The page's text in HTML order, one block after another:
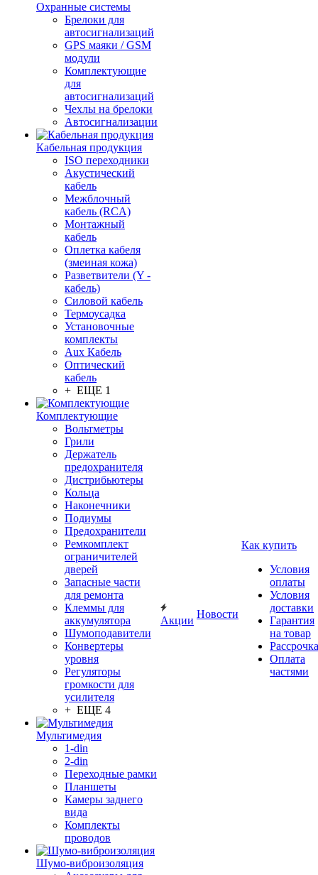
Охранные системы
Брелоки для
автосигнализаций
GPS маяки / GSM
модули
Комплектующие
для
автосигнализаций
Чехлы на брелоки
Автосигнализации
Кабельная продукция
ISO переходники
Акустический
кабель
Межблочный
кабель (RCA)
Монтажный
кабель
Оплетка кабеля
(змеиная кожа)
Разветвители (Y -
кабель)
Силовой кабель
Термоусадка
Установочные
комплекты
Aux Кабель
Оптический
кабель
+ ЕЩЕ 1
Комплектующие
Вольтметры
Грили
Держатель
предохранителя
Дистрибьютеры
Кольца
Наконечники
Подиумы
Предохранители
Ремкомплект
ограничителей
дверей
Запасные части
для ремонта
Клеммы для
аккумулятора
Шумоподавители
Конвертеры
уровня
Регуляторы
громкости для
усилителя
+ ЕЩЕ 4
Мультимедия
1-din
2-din
Переходные рамки
Планшеты
Камеры заднего
вида
Комплекты
проводов
Шумо-виброизоляция
Акции
Новости
Как купить
Условия
оплаты
Условия
доставки
Гарантия
на товар
Рассрочка
Оплата
частями